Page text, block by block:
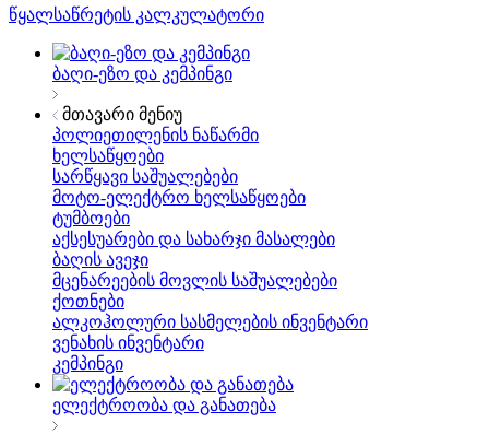
წყალსაწრეტის კალკულატორი
ბაღი-ეზო და კემპინგი
მთავარი მენიუ
პოლიეთილენის ნაწარმი
ხელსაწყოები
სარწყავი საშუალებები
მოტო-ელექტრო ხელსაწყოები
ტუმბოები
აქსესუარები და სახარჯი მასალები
ბაღის ავეჯი
მცენარეების მოვლის საშუალებები
ქოთნები
ალკოჰოლური სასმელების ინვენტარი
ვენახის ინვენტარი
კემპინგი
ელექტროობა და განათება